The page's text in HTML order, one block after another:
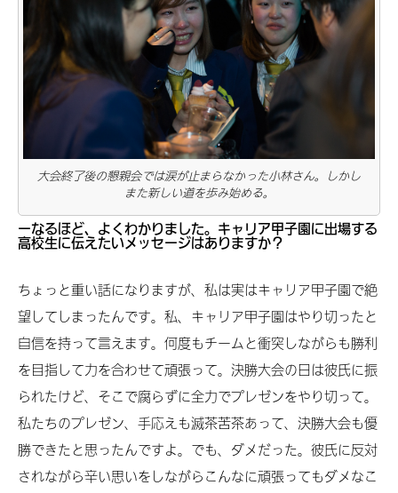
大会終了後の懇親会では涙が止まらなかった小林さん。しかし
また新しい道を歩み始める。
ーなるほど、よくわかりました。キャリア甲子園に出場する
高校生に伝えたいメッセージはありますか？
ちょっと重い話になりますが、私は実はキャリア甲子園で絶
望してしまったんです。私、キャリア甲子園はやり切ったと
自信を持って言えます。何度もチームと衝突しながらも勝利
を目指して力を合わせて頑張って。決勝大会の日は彼氏に振
られたけど、そこで腐らずに全力でプレゼンをやり切って。
私たちのプレゼン、手応えも滅茶苦茶あって、決勝大会も優
勝できたと思ったんですよ。でも、ダメだった。彼氏に反対
されながら辛い思いをしながらこんなに頑張ってもダメなこ